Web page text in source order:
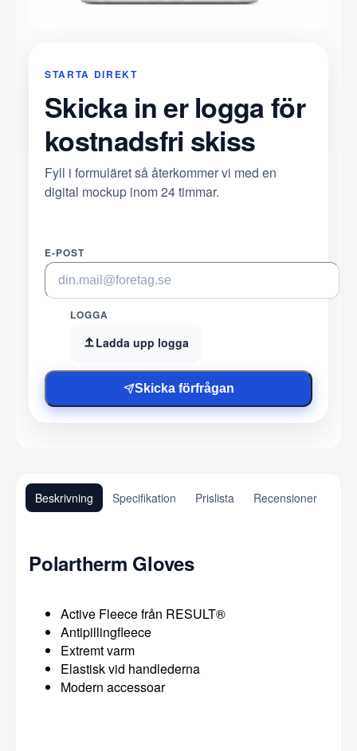
STARTA DIREKT
Skicka in er logga för
kostnadsfri skiss
Fyll i formuläret så återkommer vi med en
digital mockup inom 24 timmar.
E-POST
LOGGA
Ladda upp logga
Skicka förfrågan
Beskrivning Specifikation Prislista Recensioner
Polartherm Gloves
Active Fleece från RESULT®
Antipillingfleece
Extremt varm
Elastisk vid handlederna
Modern accessoar